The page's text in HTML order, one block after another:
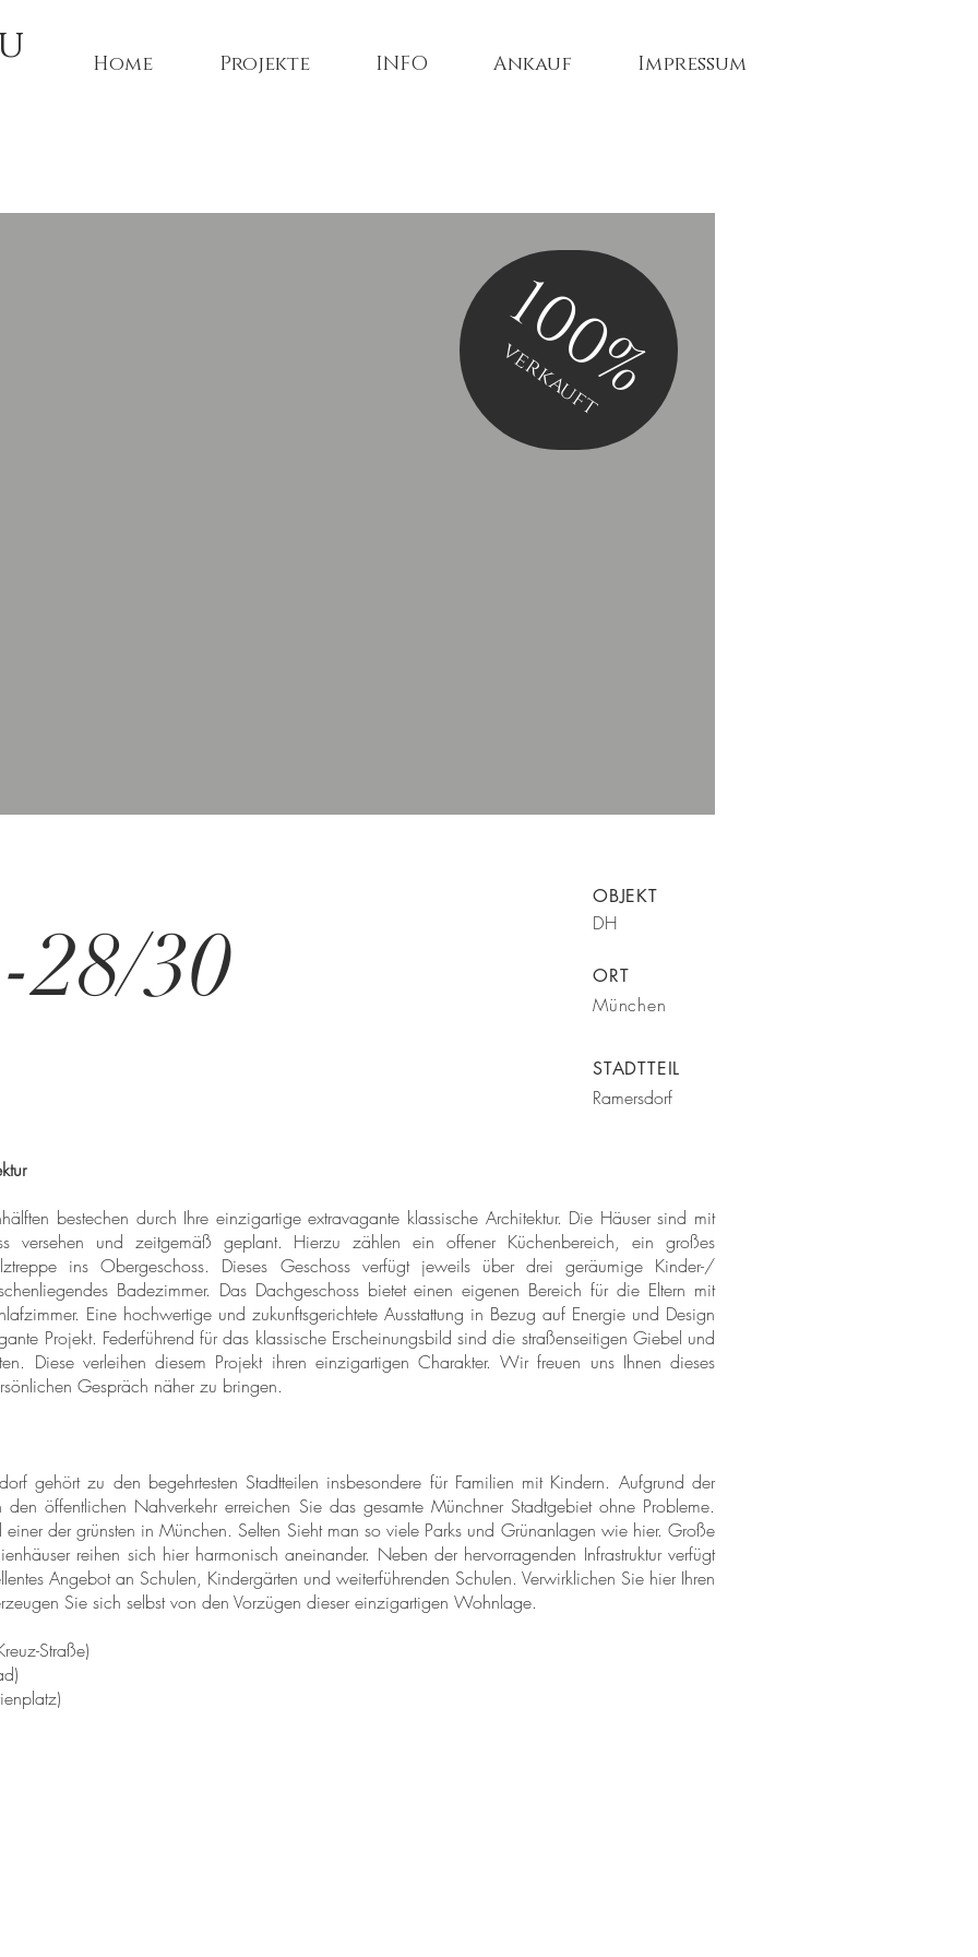
Home Projekte INFO Ankauf Impressum
100%
verkauft
OBJEKT
30 DH
ORT
München
STADTTEIL
Ramersdorf
bestechen durch Ihre einzigartige extravagante klassische Architektur. Die Häuser sind mit
versehen und zeitgemäß geplant. Hierzu zählen ein offener Küchenbereich, ein großes
ins Obergeschoss. Dieses Geschoss verfügt jeweils über drei geräumige Kinder-/
Badezimmer. Das Dachgeschoss bietet einen eigenen Bereich für die Eltern mit
Eine hochwertige und zukunftsgerichtete Ausstattung in Bezug auf Energie und Design
Projekt. Federführend für das klassische Erscheinungsbild sind die straßenseitigen Giebel und
Diese verleihen diesem Projekt ihren einzigartigen Charakter. Wir freuen uns Ihnen dieses
Gespräch näher zu bringen.
gehört zu den begehrtesten Stadtteilen insbesondere für Familien mit Kindern. Aufgrund der
öffentlichen Nahverkehr erreichen Sie das gesamte Münchner Stadtgebiet ohne Probleme.
einer der grünsten in München. Selten Sieht man so viele Parks und Grünanlagen wie hier. Große
reihen sich hier harmonisch aneinander. Neben der hervorragenden Infrastruktur verfügt
Angebot an Schulen, Kindergärten und weiterführenden Schulen. Verwirklichen Sie hier Ihren
Sie sich selbst von den Vorzügen dieser einzigartigen Wohnlage.
Straße)